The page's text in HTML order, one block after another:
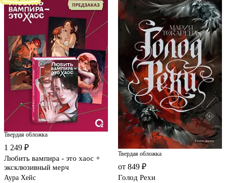
Твердая обложка
1 249 ₽
Любить вампира - это хаос +
эксклюзивный мерч
Аура Хейс
Твердая обложка
от 849 ₽
Голод Рехи